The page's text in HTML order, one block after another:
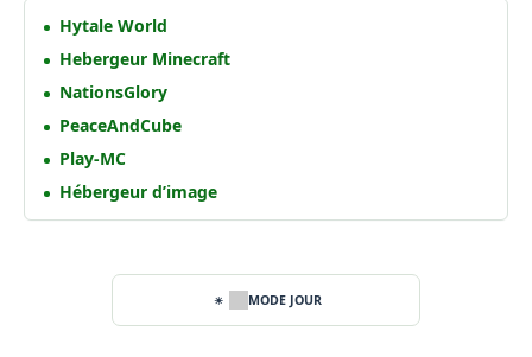
Hytale World
Hebergeur Minecraft
NationsGlory
PeaceAndCube
Play-MC
Hébergeur d’image
MODE JOUR